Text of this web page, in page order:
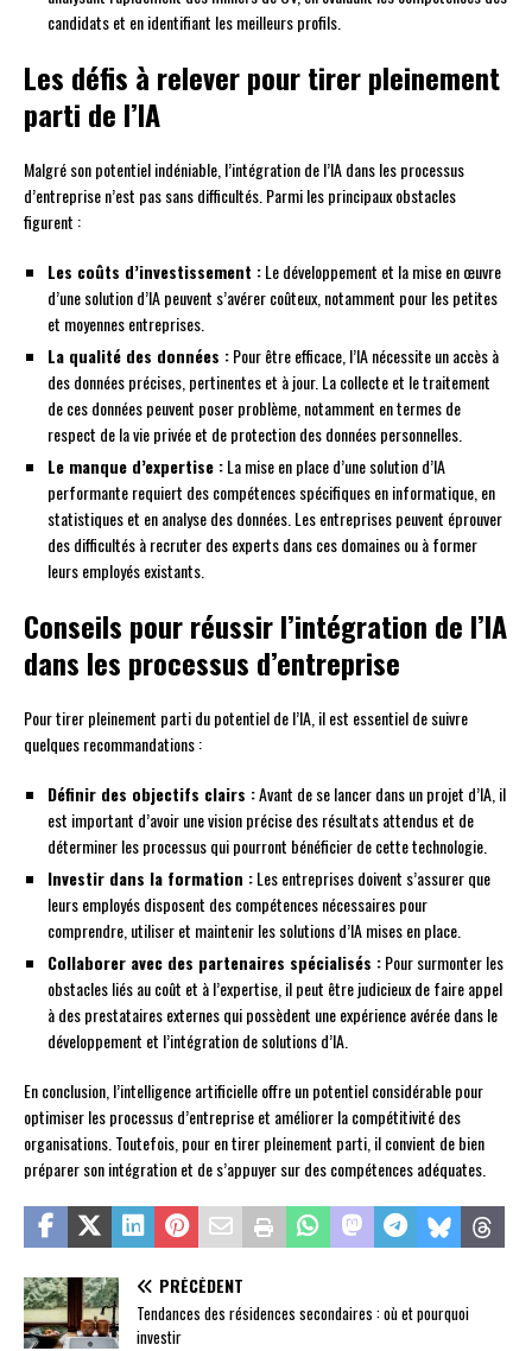
candidats et en identifiant les meilleurs profils.
Les défis à relever pour tirer pleinement
parti de l’IA
Malgré son potentiel indéniable, l’intégration de l’IA dans les processus
d’entreprise n’est pas sans difficultés. Parmi les principaux obstacles
figurent :
Les coûts d’investissement :Le développement et la mise en œuvre
d’une solution d’IA peuvent s’avérer coûteux, notamment pour les petites
et moyennes entreprises.
La qualité des données :Pour être efficace, l’IA nécessite un accès à
des données précises, pertinentes et à jour. La collecte et le traitement
de ces données peuvent poser problème, notamment en termes de
respect de la vie privée et de protection des données personnelles.
Le manque d’expertise :La mise en place d’une solution d’IA
performante requiert des compétences spécifiques en informatique, en
statistiques et en analyse des données. Les entreprises peuvent éprouver
des difficultés à recruter des experts dans ces domaines ou à former
leurs employés existants.
Conseils pour réussir l’intégration de l’IA
dans les processus d’entreprise
Pour tirer pleinement parti du potentiel de l’IA, il est essentiel de suivre
quelques recommandations :
Définir des objectifs clairs :Avant de se lancer dans un projet d’IA, il
est important d’avoir une vision précise des résultats attendus et de
déterminer les processus qui pourront bénéficier de cette technologie.
Investir dans la formation :Les entreprises doivent s’assurer que
leurs employés disposent des compétences nécessaires pour
comprendre, utiliser et maintenir les solutions d’IA mises en place.
Collaborer avec des partenaires spécialisés :Pour surmonter les
obstacles liés au coût et à l’expertise, il peut être judicieux de faire appel
à des prestataires externes qui possèdent une expérience avérée dans le
développement et l’intégration de solutions d’IA.
En conclusion, l’intelligence artificielle offre un potentiel considérable pour
optimiser les processus d’entreprise et améliorer la compétitivité des
organisations. Toutefois, pour en tirer pleinement parti, il convient de bien
préparer son intégration et de s’appuyer sur des compétences adéquates.
PRÉCÉDENT
Tendances des résidences secondaires : où et pourquoi
investir